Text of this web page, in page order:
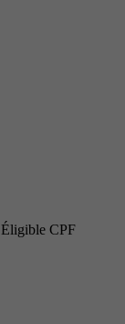
Éligible CPF